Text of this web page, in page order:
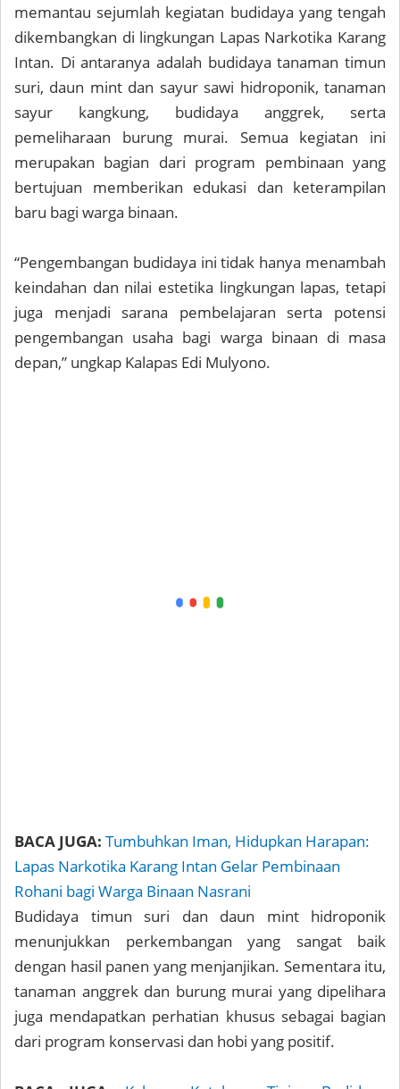
memantau sejumlah kegiatan budidaya yang tengah
dikembangkan di lingkungan Lapas Narkotika Karang
Intan. Di antaranya adalah budidaya tanaman timun
suri, daun mint dan sayur sawi hidroponik, tanaman
sayur kangkung, budidaya anggrek, serta
pemeliharaan burung murai. Semua kegiatan ini
merupakan bagian dari program pembinaan yang
bertujuan memberikan edukasi dan keterampilan
baru bagi warga binaan.
“Pengembangan budidaya ini tidak hanya menambah
keindahan dan nilai estetika lingkungan lapas, tetapi
juga menjadi sarana pembelajaran serta potensi
pengembangan usaha bagi warga binaan di masa
depan,” ungkap Kalapas Edi Mulyono.
BACA JUGA: Tumbuhkan Iman, Hidupkan Harapan:
Lapas Narkotika Karang Intan Gelar Pembinaan
Rohani bagi Warga Binaan Nasrani
Budidaya timun suri dan daun mint hidroponik
menunjukkan perkembangan yang sangat baik
dengan hasil panen yang menjanjikan. Sementara itu,
tanaman anggrek dan burung murai yang dipelihara
juga mendapatkan perhatian khusus sebagai bagian
dari program konservasi dan hobi yang positif.